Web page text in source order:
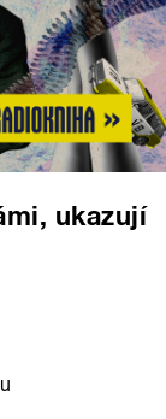
ukazují